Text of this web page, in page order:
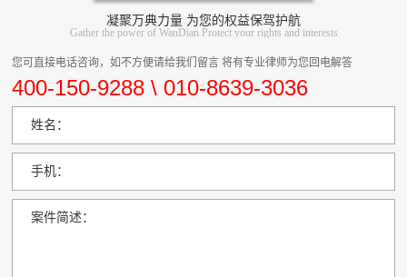
凝聚万典力量 为您的权益保驾护航
Gather the power of WanDian Protect your rights and interests
您可直接电话咨询，如不方便请给我们留言 将有专业律师为您回电解答
400-150-9288 \ 010-8639-3036
姓名：
手机：
案件简述：